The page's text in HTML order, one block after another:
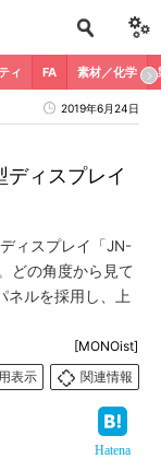
ィ FA 素材／化学
2019年6月24日
ィスプレイ
ィスプレイ「JN-
どの角度から見て
ネルを採用し、上
[MONOist]
表示
関連情報
Hatena